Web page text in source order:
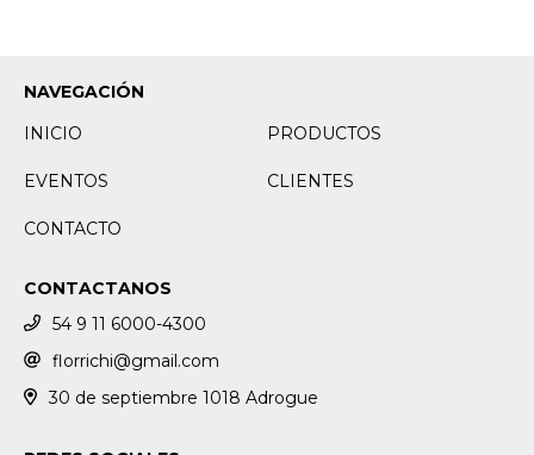
NAVEGACIÓN
INICIO
PRODUCTOS
EVENTOS CLIENTES
CONTACTO
CONTACTANOS
54 9 11 6000-4300
florrichi@gmail.com
30 de septiembre 1018 Adrogue